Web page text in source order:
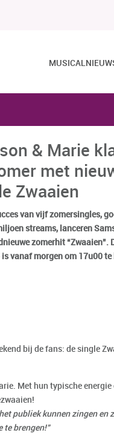
& Marie
met
Zwaaien
van vijf zomersingles,
streams, lanceren
zomerhit “Zwaaien”.
vanaf morgen om 17u00 te
bij de fans: de single
Met hun typische energie
publiek kunnen zingen en
te brengen!"